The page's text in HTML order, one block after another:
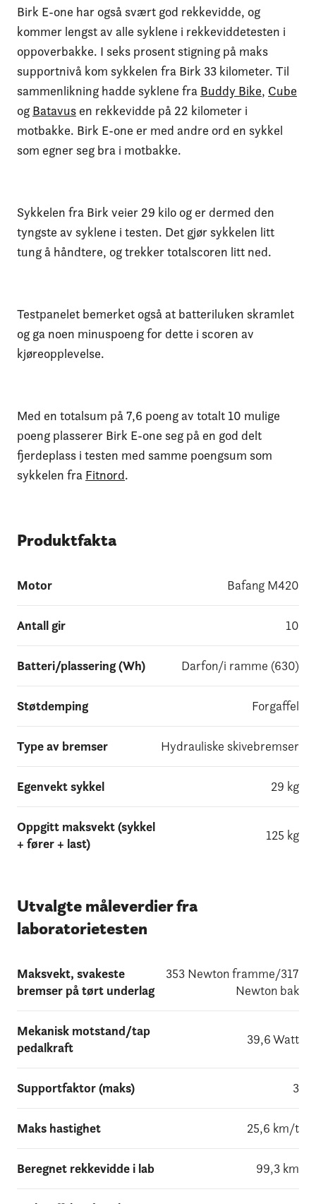
Birk E-one har også svært god rekkevidde, og
kommer lengst av alle syklene i rekkeviddetesten i
oppoverbakke. I seks prosent stigning på maks
supportnivå kom sykkelen fra Birk 33 kilometer. Til
sammenlikning hadde syklene fra Buddy Bike, Cube
og Batavus en rekkevidde på 22 kilometer i
motbakke. Birk E-one er med andre ord en sykkel
som egner seg bra i motbakke.
Sykkelen fra Birk veier 29 kilo og er dermed den
tyngste av syklene i testen. Det gjør sykkelen litt
tung å håndtere, og trekker totalscoren litt ned.
Testpanelet bemerket også at batteriluken skramlet
og ga noen minuspoeng for dette i scoren av
kjøreopplevelse.
Med en totalsum på 7,6 poeng av totalt 10 mulige
poeng plasserer Birk E-one seg på en god delt
fjerdeplass i testen med samme poengsum som
sykkelen fra Fitnord.
Produktfakta
Motor Bafang M420
Antall gir 10
Batteri/plassering (Wh) Darfon/i ramme (630)
Støtdemping Forgaffel
Type av bremser Hydrauliske skivebremser
Egenvekt sykkel 29 kg
Oppgitt maksvekt (sykkel
+ fører + last)
125 kg
Utvalgte måleverdier fra
laboratorietesten
Maksvekt, svakeste
bremser på tørt underlag
353 Newton framme/317
Newton bak
Mekanisk motstand/tap
pedalkraft
39,6 Watt
Supportfaktor (maks) 3
Maks hastighet 25,6 km/t
Beregnet rekkevidde i lab 99,3 km